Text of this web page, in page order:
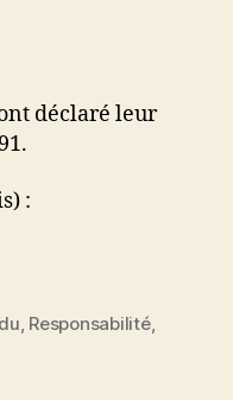
déclaré leur
:
, Responsabilité,